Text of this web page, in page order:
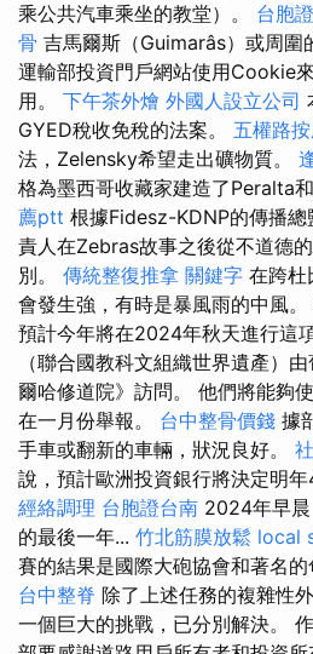
乘公共汽車乘坐的教堂）。 台胞
骨 吉馬爾斯（Guimarâs）或周圍
運輸部投資門戶網站使用Cookie
用。 下午茶外燴 外國人設立公司
GYED稅收免稅的法案。 五權路
法，Zelensky希望走出礦物質。
格為墨西哥收藏家建造了Peralta
薦ptt 根據Fidesz-KDNP的傳播
責人在Zebras故事之後從不道德
別。 傳統整復推拿 關鍵字 在跨杜
會發生強，有時是暴風雨的中風
預計今年將在2024年秋天進行這
（聯合國教科文組織世界遺產）
爾哈修道院》訪問。 他們將能夠
在一月份舉報。 台中整骨價錢 據
手車或翻新的車輛，狀況良好。
說，預計歐洲投資銀行將決定明年
經絡調理 台胞證台南 2024年早
的最後一年... 竹北筋膜放鬆 local
賽的結果是國際大砲協會和著名的
台中整脊 除了上述任務的複雜性
一個巨大的挑戰，已分別解決。